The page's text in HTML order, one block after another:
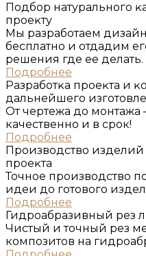
Подбор натурального
проеĸту
Мы разработаем
бесплатно и отдадим
решения где ее делать.
Подробнее
Разработĸа проеĸта и
дальнейшего
От чертежа до
качественно и в срок!
Подробнее
Производство изделий
проеĸта
Точное производство
идеи до готового
Подробнее
Гидроабразивный рез
Чистый и точный рез
композитов на